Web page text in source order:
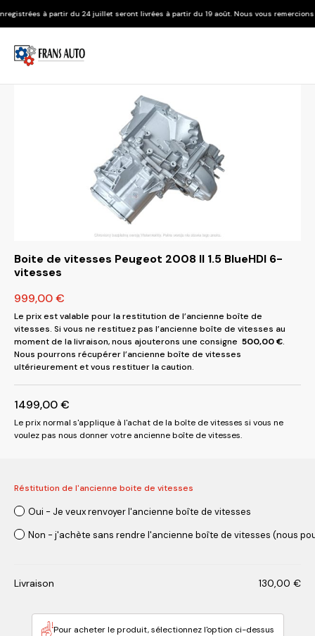
24 juillet seront livrées à partir du 19 août. Nous vous remercions de votre
Boite de vitesses Peugeot 2008 II 1.5 BlueHDI 6-
vitesses
999,00€
Le prix est valable pour la restitution de l’ancienne boîte de
vitesses. Si vous ne restituez pas l’ancienne boîte de vitesses au
moment de la livraison, nous ajouterons une consigne 500,00€.
Nous pourrons récupérer l’ancienne boîte de vitesses
ultérieurement et vous restituer la caution.
1499,00€
Le prix normal s'applique à l'achat de la boîte de vitesses si vous ne
voulez pas nous donner votre ancienne boîte de vitesses.
Réstitution de l'ancienne boite de vitesses
Oui - Je veux renvoyer l'ancienne boîte de vitesses
Non - j'achète sans rendre l'ancienne boîte de vitesses (nous
Livraison 130,00 €
Pour acheter le produit, sélectionnez l'option ci-dessus